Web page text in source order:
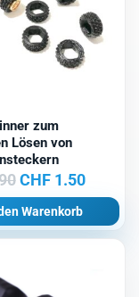
zum
Lösen von
Ursprünglicher
Preis
war:
CHF1.50
Preis
ist:
CHF
Warenkorb